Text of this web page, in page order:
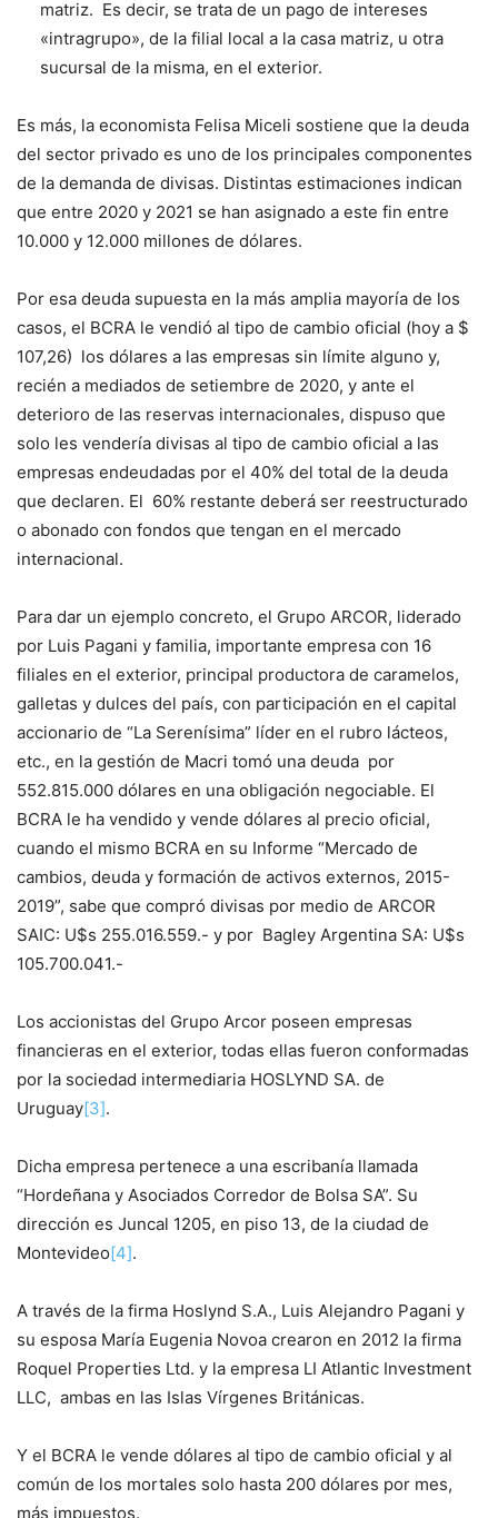
matriz. Es decir, se trata de un pago de intereses
«intragrupo», de la filial local a la casa matriz, u otra
sucursal de la misma, en el exterior.
Es más, la economista Felisa Miceli sostiene que la deuda
del sector privado es uno de los principales componentes
de la demanda de divisas. Distintas estimaciones indican
que entre 2020 y 2021 se han asignado a este fin entre
10.000 y 12.000 millones de dólares.
Por esa deuda supuesta en la más amplia mayoría de los
casos, el BCRA le vendió al tipo de cambio oficial (hoy a $
107,26) los dólares a las empresas sin límite alguno y,
recién a mediados de setiembre de 2020, y ante el
deterioro de las reservas internacionales, dispuso que
solo les vendería divisas al tipo de cambio oficial a las
empresas endeudadas por el 40% del total de la deuda
que declaren. El 60% restante deberá ser reestructurado
o abonado con fondos que tengan en el mercado
internacional.
Para dar un ejemplo concreto, el Grupo ARCOR, liderado
por Luis Pagani y familia, importante empresa con 16
filiales en el exterior, principal productora de caramelos,
galletas y dulces del país, con participación en el capital
accionario de “La Serenísima” líder en el rubro lácteos,
etc., en la gestión de Macri tomó una deuda por
552.815.000 dólares en una obligación negociable. El
BCRA le ha vendido y vende dólares al precio oficial,
cuando el mismo BCRA en su Informe “Mercado de
cambios, deuda y formación de activos externos, 2015-
2019”, sabe que compró divisas por medio de ARCOR
SAIC: U$s 255.016.559.- y por Bagley Argentina SA: U$s
105.700.041.-
Los accionistas del Grupo Arcor poseen empresas
financieras en el exterior, todas ellas fueron conformadas
por la sociedad intermediaria HOSLYND SA. de
Uruguay[3].
Dicha empresa pertenece a una escribanía llamada
“Hordeñana y Asociados Corredor de Bolsa SA”. Su
dirección es Juncal 1205, en piso 13, de la ciudad de
Montevideo[4].
A través de la firma Hoslynd S.A., Luis Alejandro Pagani y
su esposa María Eugenia Novoa crearon en 2012 la firma
Roquel Properties Ltd. y la empresa LI Atlantic Investment
LLC, ambas en las Islas Vírgenes Británicas.
Y el BCRA le vende dólares al tipo de cambio oficial y al
común de los mortales solo hasta 200 dólares por mes,
más impuestos.